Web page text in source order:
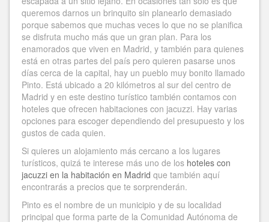
queremos darnos un brinquito sin planearlo demasiado
porque sabemos que muchas veces lo que no se planifica
se disfruta mucho más que un gran plan. Para los
enamorados que viven en Madrid, y también para quienes
está en otras partes del país pero quieren pasarse unos
días cerca de la capital, hay un pueblo muy bonito llamado
Pinto. Está ubicado a 20 kilómetros al sur del centro de
Madrid y en este destino turístico también contamos con
hoteles que ofrecen habitaciones con jacuzzi. Hay varias
opciones para escoger dependiendo del presupuesto y los
gustos de cada quien.
Si quieres un alojamiento más cercano a los lugares
turísticos, quizá te interese más uno de los hoteles con
jacuzzi en la habitación en Madrid que también aquí
encontrarás a precios que te sorprenderán.
Pinto es el nombre de un municipio y de su localidad
principal que forma parte de la Comunidad Autónoma de